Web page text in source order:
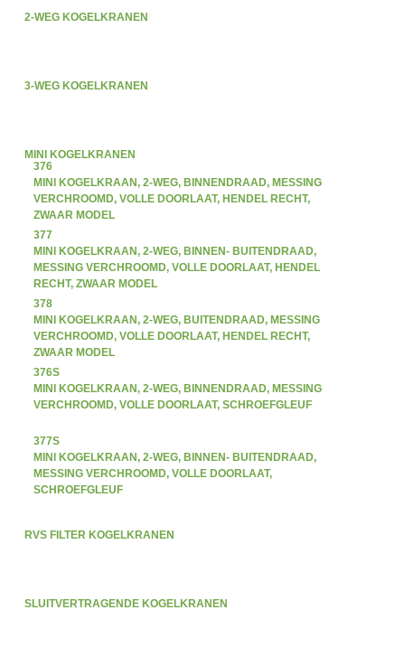
2-WEG KOGELKRANEN
3-WEG KOGELKRANEN
MINI KOGELKRANEN
376
MINI KOGELKRAAN, 2-WEG, BINNENDRAAD, MESSING
VERCHROOMD, VOLLE DOORLAAT, HENDEL RECHT,
ZWAAR MODEL
377
MINI KOGELKRAAN, 2-WEG, BINNEN- BUITENDRAAD,
MESSING VERCHROOMD, VOLLE DOORLAAT, HENDEL
RECHT, ZWAAR MODEL
378
MINI KOGELKRAAN, 2-WEG, BUITENDRAAD, MESSING
VERCHROOMD, VOLLE DOORLAAT, HENDEL RECHT,
ZWAAR MODEL
376S
MINI KOGELKRAAN, 2-WEG, BINNENDRAAD, MESSING
VERCHROOMD, VOLLE DOORLAAT, SCHROEFGLEUF
377S
MINI KOGELKRAAN, 2-WEG, BINNEN- BUITENDRAAD,
MESSING VERCHROOMD, VOLLE DOORLAAT,
SCHROEFGLEUF
RVS FILTER KOGELKRANEN
SLUITVERTRAGENDE KOGELKRANEN